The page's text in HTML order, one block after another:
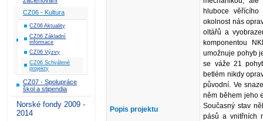
CZ06 - Kultura
CZ06 Aktuality
CZ06 Základní
informace
CZ06 Výzvy
CZ06 Schválené
projekty
CZ07 - Spolupráce
škol a stipendia
Norské fondy 2009 -
2014
Popis projektu
hluboce
okolnost nás
oltářů a
komponentou
umožnuje pohyb
se váže 21
betlém nikdy
původní. Ve
něm během jeho
Současný stav
pásů a vnitřních